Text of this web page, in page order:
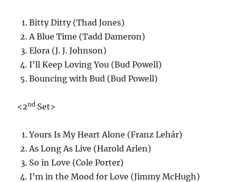
Bitty Ditty (Thad Jones)
A Blue Time (Tadd Dameron)
Elora (J. J. Johnson)
I’ll Keep Loving You (Bud Powell)
Bouncing with Bud (Bud Powell)
<2nd Set>
Yours Is My Heart Alone (Franz Lehár)
As Long As Live (Harold Arlen)
So in Love (Cole Porter)
I’m in the Mood for Love (Jimmy McHugh)